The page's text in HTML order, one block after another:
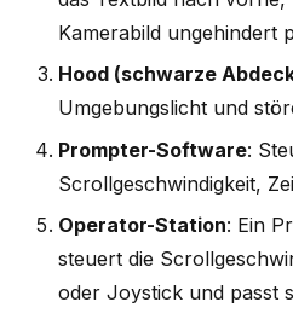
Kamerabild ungehindert
Hood (schwarze
Umgebungslicht und
Prompter-Software:
Scrollgeschwindigkeit,
Operator-Station: Ein
steuert die
oder Joystick und passt